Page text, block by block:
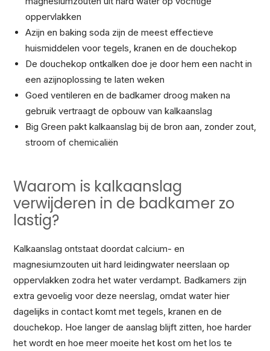
oppervlakken
Azijn en baking soda zijn de meest effectieve
huismiddelen voor tegels, kranen en de douchekop
De douchekop ontkalken doe je door hem een nacht in
een azijnoplossing te laten weken
Goed ventileren en de badkamer droog maken na
gebruik vertraagt de opbouw van kalkaanslag
Big Green pakt kalkaanslag bij de bron aan, zonder zout,
stroom of chemicaliën
Waarom is kalkaanslag
verwijderen in de badkamer zo
lastig?
Kalkaanslag ontstaat doordat calcium- en
magnesiumzouten uit hard leidingwater neerslaan op
oppervlakken zodra het water verdampt. Badkamers zijn
extra gevoelig voor deze neerslag, omdat water hier
dagelijks in contact komt met tegels, kranen en de
douchekop. Hoe langer de aanslag blijft zitten, hoe harder
het wordt en hoe meer moeite het kost om het los te